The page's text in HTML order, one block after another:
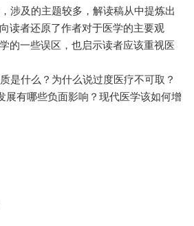
涉及的主题较多，解读稿从中提炼出
读者还原了作者对于医学的主要观
的一些误区，也启示读者应该重视医
是什么？为什么说过度医疗不可取？
展有哪些负面影响？现代医学该如何增